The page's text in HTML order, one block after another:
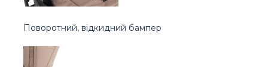
Поворотний, відкидний бампер